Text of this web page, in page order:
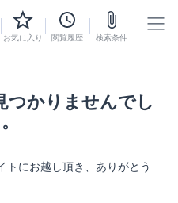
お気に入り 閲覧履歴 検索条件
つかりませんでし
トにお越し頂き、ありがとう